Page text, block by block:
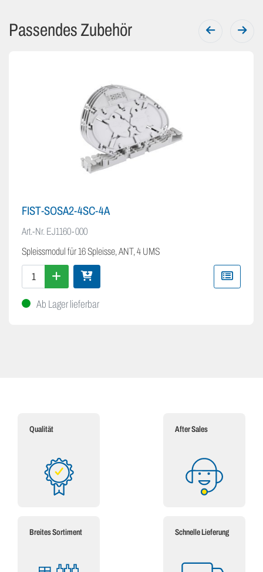
Passendes Zubehör
FIST-SOSA2-4SC-4A
Art.-Nr. EJ1160-000
Spleissmodul für 16 Spleisse, ANT, 4 UMS
Ab Lager lieferbar
Qualität After Sales
Breites Sortiment Schnelle Lieferung